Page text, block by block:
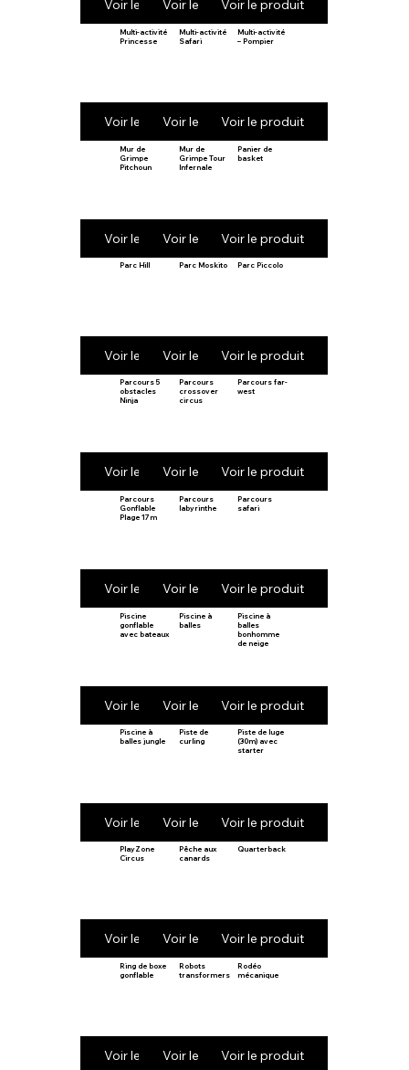
Voir le produitVoir le produitVoir le produit
Multi-activité
Princesse
Voir le produit
Multi-activité
Safari
Voir le produit
Multi-activité
– Pompier
Voir le produit
Mur de
Grimpe
Pitchoun
Voir le produit
Mur de
Grimpe Tour
Infernale
Voir le produit
Panier de
basket
Voir le produit
Parc Hill
Voir le produit
Parc Moskito
Voir le produit
Parc Piccolo
Voir le produit
Parcours 5
obstacles
Ninja
Voir le produit
Parcours
crossover
circus
Voir le produit
Parcours far-
west
Voir le produit
Parcours
Gonflable
Plage 17m
Voir le produit
Parcours
labyrinthe
Voir le produit
Parcours
safari
Voir le produit
Piscine
gonflable
avec bateaux
Voir le produit
Piscine à
balles
Voir le produit
Piscine à
balles
bonhomme
de neige
Voir le produit
Piscine à
balles jungle
Voir le produit
Piste de
curling
Voir le produit
Piste de luge
(30m) avec
starter
Voir le produit
PlayZone
Circus
Voir le produit
Pêche aux
canards
Voir le produit
Quarterback
Voir le produit
Ring de boxe
gonflable
Voir le produit
Robots
transformers
Voir le produit
Rodéo
mécanique
Voir le produit